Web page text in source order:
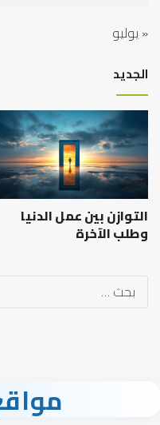
« يوليو
الجديد
التوازن بين عمل الدنيا
وطلب الآخرة